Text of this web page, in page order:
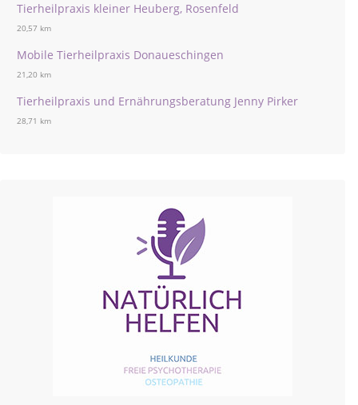
Tierheilpraxis kleiner Heuberg, Rosenfeld
20,57 km
Mobile Tierheilpraxis Donaueschingen
21,20 km
Tierheilpraxis und Ernährungsberatung Jenny Pirker
28,71 km